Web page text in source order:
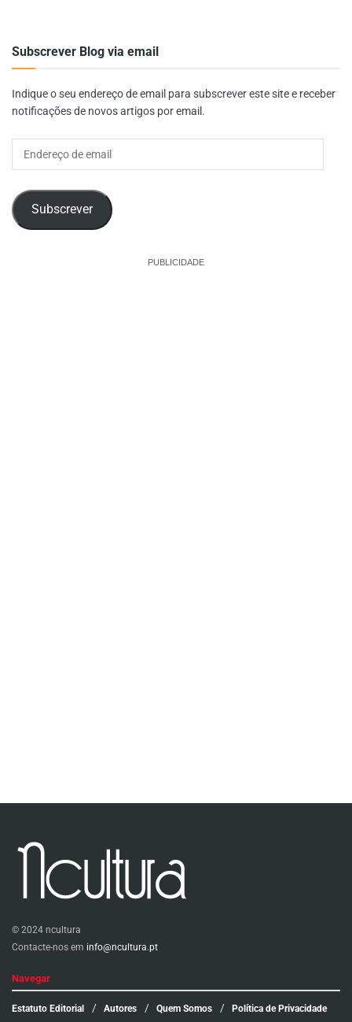
Subscrever Blog via email
Indique o seu endereço de email para subscrever este site e receber
notificações de novos artigos por email.
Subscrever
PUBLICIDADE
© 2024 ncultura
Contacte-nos em info@ncultura.pt
Navegar
Estatuto Editorial Autores Quem Somos Política de Privacidade